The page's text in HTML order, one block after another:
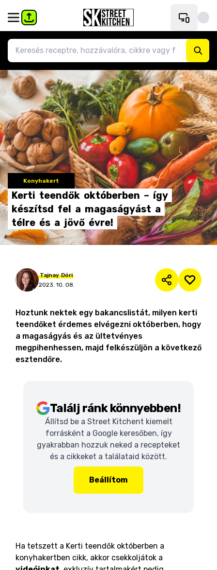
Konyhakert
Kerti teendők októberben – így
készítsd fel a magaságyást a
télre és a jövő évre!
Tajnay Dóri
2023. 10. 08.
Hoztunk nektek egy bakancslistát, milyen kerti
teendőket érdemes elvégezni októberben, hogy
a magaságyás és az ültetvényes
megpihenhessen, majd felkészüljön a következő
esztendőre.
Találj ránk könnyebben!
Állítsd be a Street Kitchent kiemelt
forrásként a Google keresőben, így
gyakrabban hozzuk neked a recepteket
és a cikkeket a találataid között.
Beállítom
Ha tetszett a Kerti teendők októberben a
konyhakertben cikk, akkor csekkoljátok a